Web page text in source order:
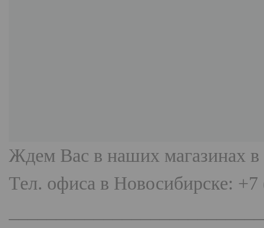
Ждем Вас в наших магазинах в
Тел. офиса в Новосибирске: